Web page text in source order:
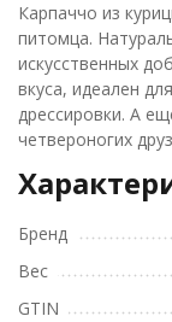
Карпаччо из
питомца.
искусственных
вкуса, идеален
дрессировки. А
четвероногих
Бренд
Вес
GTIN